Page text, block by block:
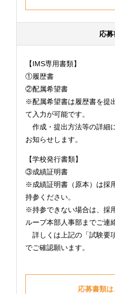
応
【IMS専用書類】
①履歴書
②配属希望書
※配属希望書は履歴書を提
て入力が可能です。
作成・提出方法等の詳細
お知らせします。
【学校発行書類】
③成績証明書
※成績証明書（原本）は採
持参ください。
※持参できない場合は、採
ループ本部人事部までご連
詳しくは上記の「試験要
でご確認願います。
応募書類